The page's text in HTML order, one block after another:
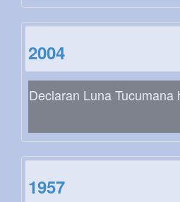
2004
Declaran Luna Tucumana
1957